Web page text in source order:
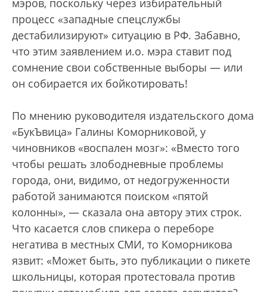
мэров, поскольку через избирательный
процесс «западные спецслужбы
дестабилизируют» ситуацию в РФ. Забавно,
что этим заявлением и.о. мэра ставит под
сомнение свои собственные выборы — или
он собирается их бойкотировать!
По мнению руководителя издательского дома
«БукЪвица» Галины Коморниковой, у
чиновников «воспален мозг»: «Вместо того
чтобы решать злободневные проблемы
города, они, видимо, от недогруженности
работой занимаются поиском «пятой
колонны», — сказала она автору этих строк.
Что касается слов спикера о переборе
негатива в местных СМИ, то Коморникова
язвит: «Может быть, это публикации о пикете
школьницы, которая протестовала против